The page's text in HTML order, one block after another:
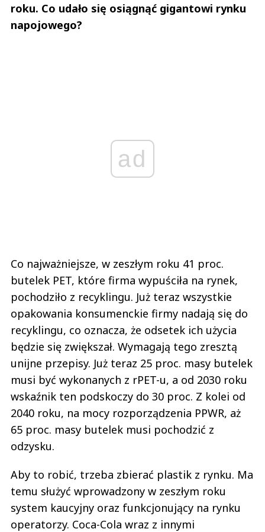
roku. Co udało się osiągnąć gigantowi rynku
napojowego?
ad
Co najważniejsze, w zeszłym roku 41 proc.
butelek PET, które firma wypuściła na rynek,
pochodziło z recyklingu. Już teraz wszystkie
opakowania konsumenckie firmy nadają się do
recyklingu, co oznacza, że odsetek ich użycia
będzie się zwiększał. Wymagają tego zresztą
unijne przepisy. Już teraz 25 proc. masy butelek
musi być wykonanych z rPET-u, a od 2030 roku
wskaźnik ten podskoczy do 30 proc. Z kolei od
2040 roku, na mocy rozporządzenia PPWR, aż
65 proc. masy butelek musi pochodzić z
odzysku.
Aby to robić, trzeba zbierać plastik z rynku. Ma
temu służyć wprowadzony w zeszłym roku
system kaucyjny oraz funkcjonujący na rynku
operatorzy. Coca-Cola wraz z innymi